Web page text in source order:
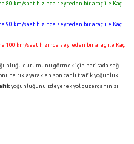
80 km/saat hızında seyreden bir araç ile Kaç
90 km/saat hızında seyreden bir araç ile Kaç
100 km/saat hızında seyreden bir araç ile Kaç
durumunu görmek için haritada sağ
tıklayarak en son canlı trafik yoğunluk
yoğunluğunu izleyerek yol güzergahınızı